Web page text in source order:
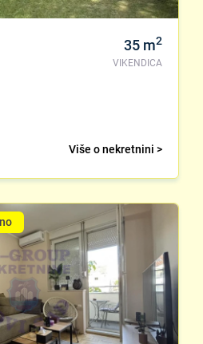
35 m2
VIKENDICA
Više o nekretnini >